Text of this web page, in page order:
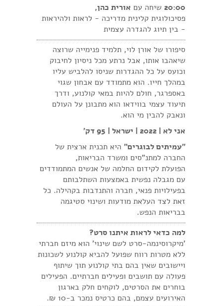
20:00 שיחה עם אורית כהן,
פסיכולוגית קלינית מדריכה - לראות ולהיראות
- בין תיוג להגדרה עצמית
סיפורו של אורן לוי, תלמיד פנימייה שרוצה
שיאהבו אותו, אבל נרתע מכל ניסיון לחיבוק
וכועס על כל ההגדרות שניסו להלביש עליו
במהלך חייו. הוא מתמודד עם אבחון שגוי
באספרגר, חולם להיות במאי קולנוע, ודרך
תיעוד עצמי בווידאו הוא מתבונן על העולם
ונאבק להבין מי הוא.
אני לא | 2022 | ישראל | 95 דק'
״עמיתים לבוגרים״ היא תכנית ארצית של
החברה למתנ"סים ומשרד הבריאות,
הפועלת לקידום החלמה של אנשים המתמודדים
עם מגבלה נפשית באמצעות השתלבותם
בפעילויות פנאי, חברה והתנדבות בקהילה. כל
זאת לצד העלאת מודעות ושינוי סטיגמה
בבריאות הנפש.
למה כדאי לראות איתנו סרט?
'מיקרוסינמה-סרט לשם שינוי' הוא מיזם חברתי
ללא מטרות רווח שפועל להביא קולנוע לשכונות
ויישובים שאין בהם בתי קולנוע תוך שיתוף
פעולה עם תושבים ופעילים חברתיים. הפעילים
בוחרים את הסרטים, לוקחים חלק בארגון
האירועים עצמם, בהם כרטיס נמכר ב-10 ₪.